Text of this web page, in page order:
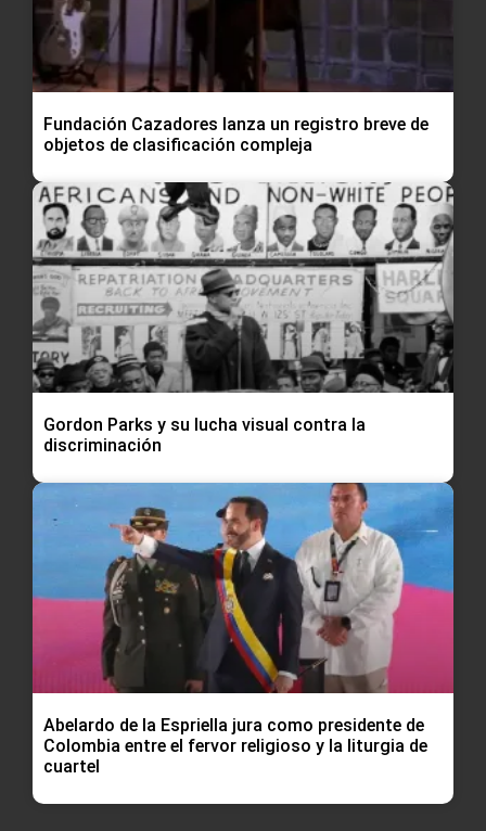
Fundación Cazadores lanza un registro breve de
objetos de clasificación compleja
Gordon Parks y su lucha visual contra la
discriminación
Abelardo de la Espriella jura como presidente de
Colombia entre el fervor religioso y la liturgia de
cuartel